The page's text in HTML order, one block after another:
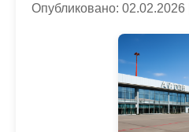
Опубликовано: 02.02.2026 |